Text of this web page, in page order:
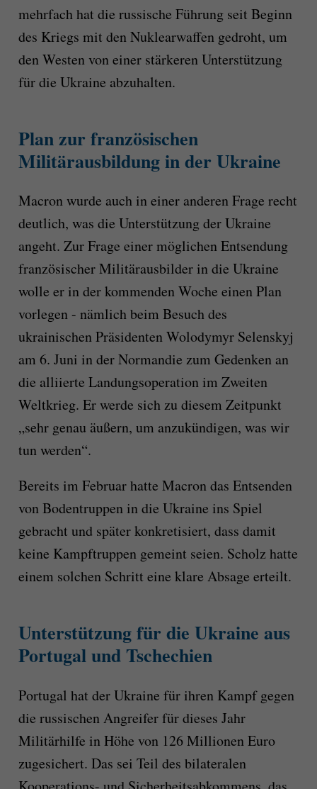
mehrfach hat die russische Führung seit Beginn
des Kriegs mit den Nuklearwaffen gedroht, um
den Westen von einer stärkeren Unterstützung
für die Ukraine abzuhalten.
Plan zur französischen
Militärausbildung in der Ukraine
Macron wurde auch in einer anderen Frage recht
deutlich, was die Unterstützung der Ukraine
angeht. Zur Frage einer möglichen Entsendung
französischer Militärausbilder in die Ukraine
wolle er in der kommenden Woche einen Plan
vorlegen - nämlich beim Besuch des
ukrainischen Präsidenten Wolodymyr Selenskyj
am 6. Juni in der Normandie zum Gedenken an
die alliierte Landungsoperation im Zweiten
Weltkrieg. Er werde sich zu diesem Zeitpunkt
„sehr genau äußern, um anzukündigen, was wir
tun werden“.
Bereits im Februar hatte Macron das Entsenden
von Bodentruppen in die Ukraine ins Spiel
gebracht und später konkretisiert, dass damit
keine Kampftruppen gemeint seien. Scholz hatte
einem solchen Schritt eine klare Absage erteilt.
Unterstützung für die Ukraine aus
Portugal und Tschechien
Portugal hat der Ukraine für ihren Kampf gegen
die russischen Angreifer für dieses Jahr
Militärhilfe in Höhe von 126 Millionen Euro
zugesichert. Das sei Teil des bilateralen